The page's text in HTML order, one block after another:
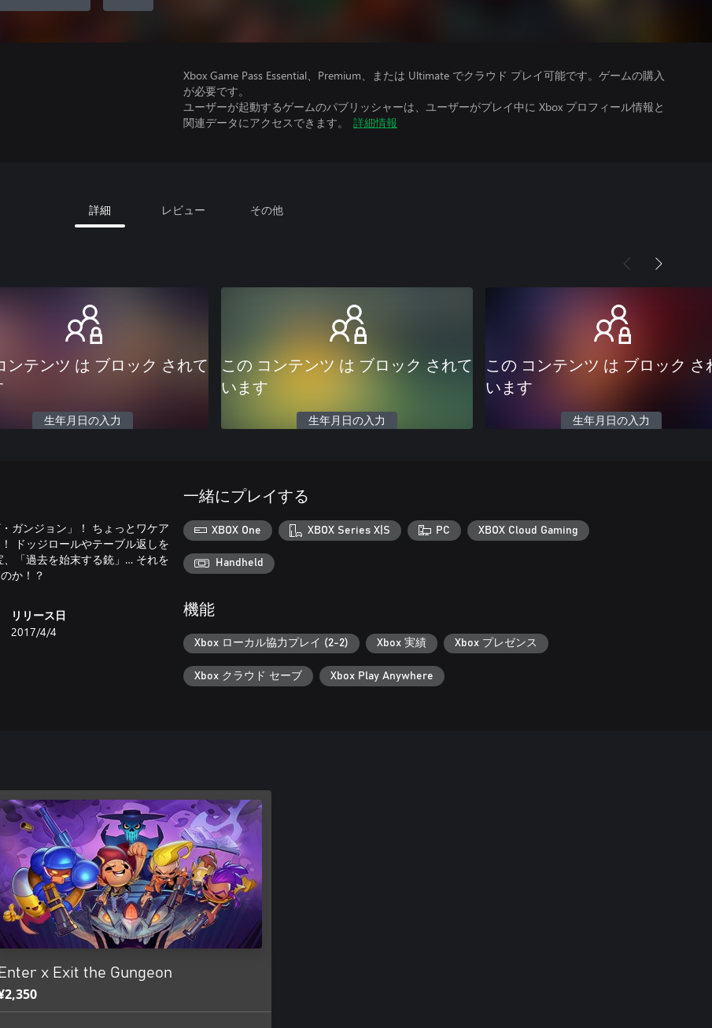
Xbox Game Pass Essential、Premium、または Ultimate でクラウド プレイ可能です。ゲームの購入
が必要です。
ユーザーが起動するゲームのパブリッシャーは、ユーザーがプレイ中に Xbox プロフィール情報と
関連データにアクセスできます。
詳細情報
詳細 レビュー その他
ンテンツ は ブロック されて
生年月日の入力
この コンテンツ は ブロック されて
います
生年月日の入力
この コンテンツ は ブロック さ
います
生年月日の入力
ガンジョン」！ ちょっとワケア
ドッジロールやテーブル返しを
「過去を始末する銃」… それを
リリース日
2017/4/4
一緒にプレイする
XBOX One XBOX Series X|S PC XBOX Cloud Gaming
Handheld
機能
Xbox ローカル協力プレイ (2-2) Xbox 実績 Xbox プレゼンス
Xbox クラウド セーブ Xbox Play Anywhere
Enter x Exit the Gungeon